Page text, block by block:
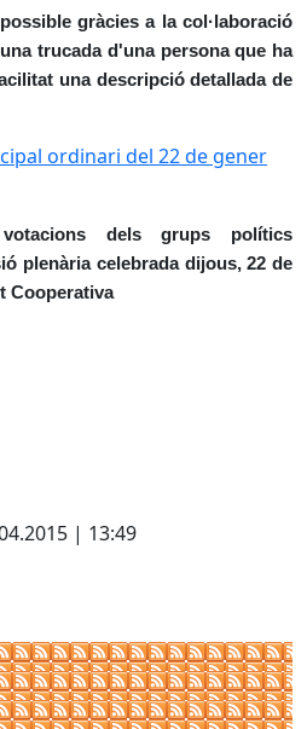
gràcies a la col·laboració
trucada d'una persona que ha
una descripció detallada de
ordinari del 22 de gener
ordinari del 22 de gener
dels grups polítics
plenària celebrada dijous, 22 de
Cooperativa
| 13:49